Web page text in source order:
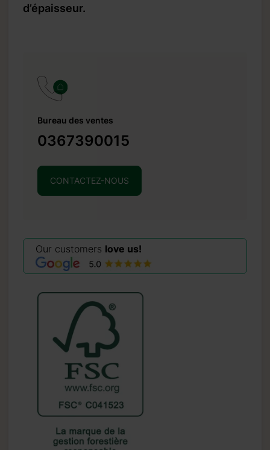
d’épaisseur.
Bureau des ventes
0367390015
CONTACTEZ-NOUS
Our customers love us!
noter